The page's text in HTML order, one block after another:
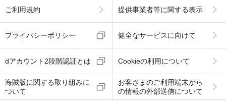
ご利用規約 提供事業者等に関する表示
プライバシーポリシー 健全なサービスに向けて
dアカウント2段階認証とは Cookieの利用について
海賊版に関する取り組みに
ついて
お客さまのご利用端末から
の情報の外部送信について